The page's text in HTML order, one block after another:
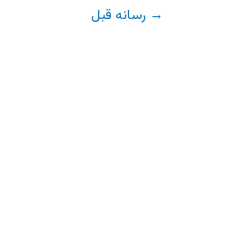
→ رسانه قبل